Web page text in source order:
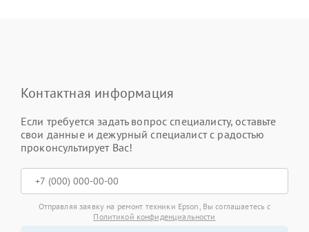
Контактная информация
Если требуется задать вопрос специалисту, оставьте
свои данные и дежурный специалист с радостью
проконсультирует Вас!
Отправляя заявку на ремонт техники Epson, Вы соглашаетесь с
Политикой конфиденциальности